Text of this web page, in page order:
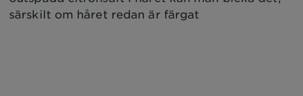
särskilt om håret redan är färgat